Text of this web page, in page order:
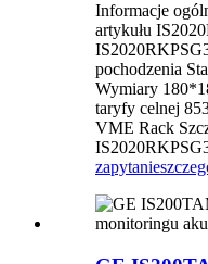
Informacje
artykułu
pochodzenia
Wymiary
taryfy celnej
VME Rack
zapytanie